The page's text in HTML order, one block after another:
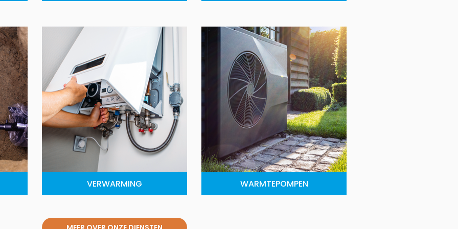
VERWARMING WARMTEPOMPEN